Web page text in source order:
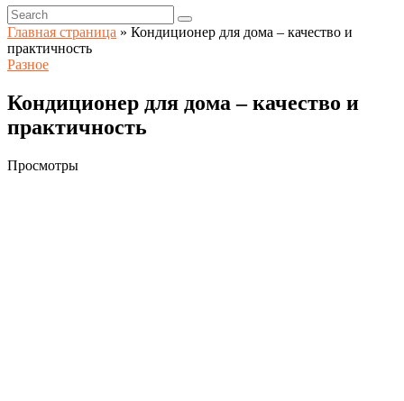
Главная страница » Кондиционер для дома – качество и
практичность
Разное
Кондиционер для дома – качество и
практичность
Просмотры